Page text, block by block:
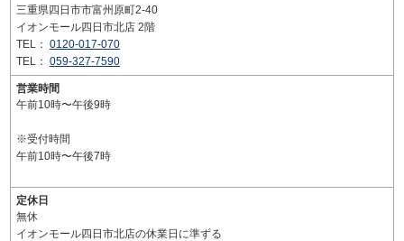
三重県四日市市富州原町2-40
イオンモール四日市北店 2階
TEL： 0120-017-070
TEL： 059-327-7590
営業時間
午前10時〜午後9時
※受付時間
午前10時〜午後7時
定休日
無休
イオンモール四日市北店の休業日に準ずる